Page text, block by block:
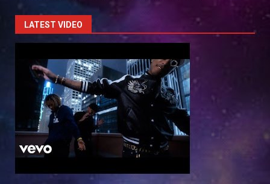
LATEST VIDEO